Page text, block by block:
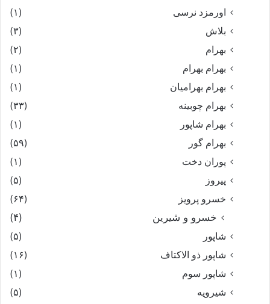
اورمزد نرسى‏
(۱)
بلاش
(۳)
بهرام
(۲)
بهرام بهرام
(۱)
بهرام بهرامیان‏
(۱)
بهرام چوبینه
(۳۳)
بهرام شاپور
(۱)
بهرام گور
(۵۹)
پوران دخت
(۱)
پیروز
(۵)
خسرو پرویز
(۶۴)
خسرو و شیرین (۴)
شاپور
(۵)
شاپور ذو الاکتاف
(۱۶)
شاپور سوم‏
(۱)
شیرویه
(۵)